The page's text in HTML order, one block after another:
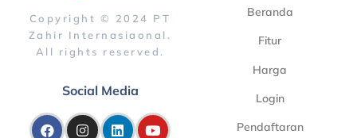
Copyright © 2024 PT
Zahir Internasiaonal.
All rights reserved.
Social Media
Beranda
Fitur
Harga
Login
Pendaftaran